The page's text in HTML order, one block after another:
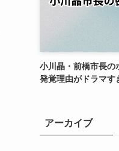
小川晶・前橋市長の
発覚理由がドラマす
アーカイブ